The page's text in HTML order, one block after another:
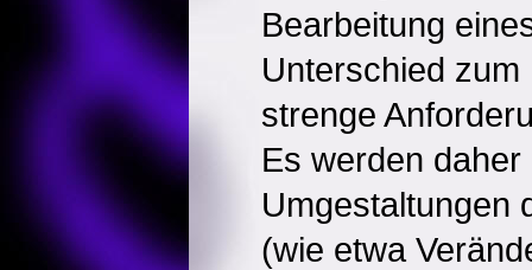
Bearbeitung
Unterschied
strenge
Es werden
Umgestaltungen
(wie etwa